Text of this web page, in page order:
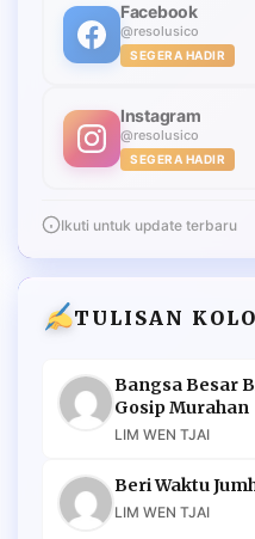
Facebook
@resolusico
SEGERA HADIR
Instagram
@resolusico
SEGERA HADIR
Ikuti untuk update terbaru
TULISAN
Bangsa Besar
Gosip Murahan
LIM WEN TJAI
Beri Waktu
LIM WEN TJAI